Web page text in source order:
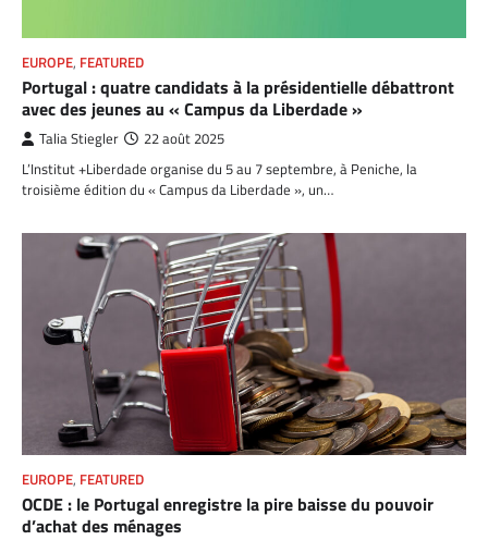
EUROPE, FEATURED
Portugal : quatre candidats à la présidentielle débattront
avec des jeunes au « Campus da Liberdade »
Talia Stiegler 22 août 2025
L’Institut +Liberdade organise du 5 au 7 septembre, à Peniche, la
troisième édition du « Campus da Liberdade », un…
EUROPE, FEATURED
OCDE : le Portugal enregistre la pire baisse du pouvoir
d’achat des ménages